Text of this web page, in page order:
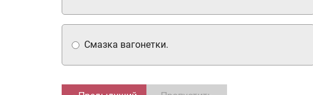
Смазка вагонетки.